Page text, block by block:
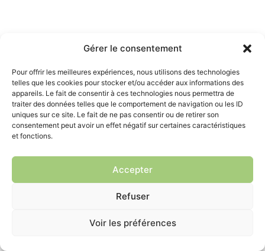
Gérer le consentement
Pour offrir les meilleures expériences, nous utilisons des technologies
telles que les cookies pour stocker et/ou accéder aux informations des
appareils. Le fait de consentir à ces technologies nous permettra de
traiter des données telles que le comportement de navigation ou les ID
uniques sur ce site. Le fait de ne pas consentir ou de retirer son
consentement peut avoir un effet négatif sur certaines caractéristiques
et fonctions.
Accepter
Refuser
Voir les préférences